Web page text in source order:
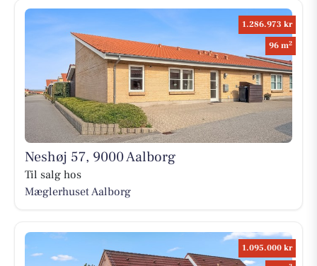
1.286.973 kr
96 m2
Neshøj 57, 9000 Aalborg
Til salg hos
Mæglerhuset Aalborg
1.095.000 kr